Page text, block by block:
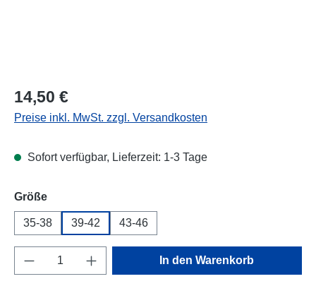
Regulärer Preis:
14,50 €
Preise inkl. MwSt. zzgl. Versandkosten
Sofort verfügbar, Lieferzeit: 1-3 Tage
Größeauswählen
35-38 39-42 43-46
Produkt Anzahl: Gib den gewünschten
In den Warenkorb